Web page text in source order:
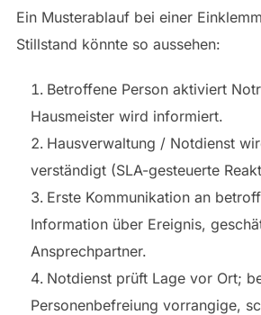
Ein Musterablauf bei einer
Stillstand könnte so aussehen:
Betroffene Person aktiviert
Hausmeister wird informiert.
Hausverwaltung / Notdienst
verständigt (SLA-gesteuerte
Erste Kommunikation an
Information über Ereignis,
Ansprechpartner.
Notdienst prüft Lage vor Ort;
Personenbefreiung vorrangige,